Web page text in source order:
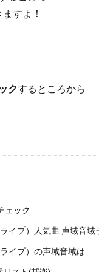
すよ！
クするところから
ェック
イプ）人気曲 声域音域
イプ）の声域音域は